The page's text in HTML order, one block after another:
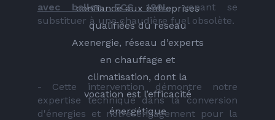
avec ballon ECS 180L, venant se
substituer à une chaudière fuel obsolète.
- Cette intervention démontre notre
expertise technique dans la conversion
d'énergies et notre engagement pour la
confiance aux entreprises
qualifiées du réseau
Axenergie, réseau d’experts
en chauffage et
climatisation, dont la
vocation est l’efficacité
énergétique